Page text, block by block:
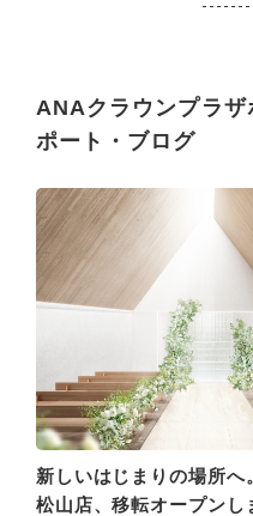
ANAクラウンプラザ
ポート・ブログ
新しいはじまりの場所へ
松山店、移転オープンし